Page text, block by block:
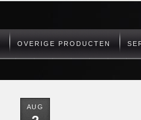
OVERIGE PRODUCTEN
AUG